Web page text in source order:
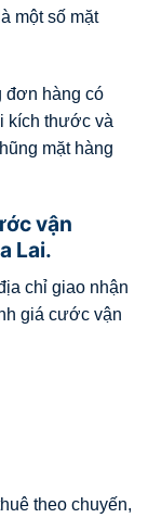
một số mặt
đơn hàng có
kích thước và
mặt hàng
vận
Lai.
chỉ giao nhận
giá cước vận
theo chuyến,